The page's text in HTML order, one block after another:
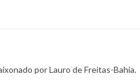
por Lauro de Freitas-Bahia.